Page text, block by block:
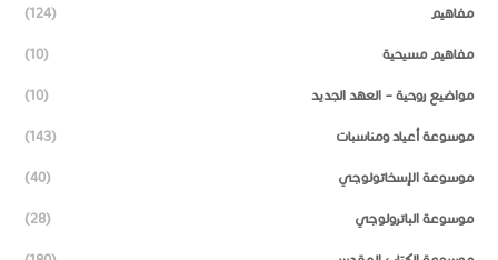
مفاهيم (124)
مفاهيم مسيحية (10)
مواضيع روحية – العهد الجديد (10)
موسوعة أعياد ومناسبات (143)
موسوعة الإسخاتولوجي (40)
موسوعة الباترولوجي (28)